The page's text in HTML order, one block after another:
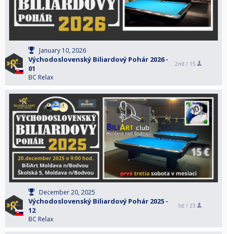
January 10, 2026
Východoslovenský Biliardový Pohár 2026 -
01
BC Relax
2nd / 15
December 20, 2025
Východoslovenský Biliardový Pohár 2025 -
12
BC Relax
1st / 23